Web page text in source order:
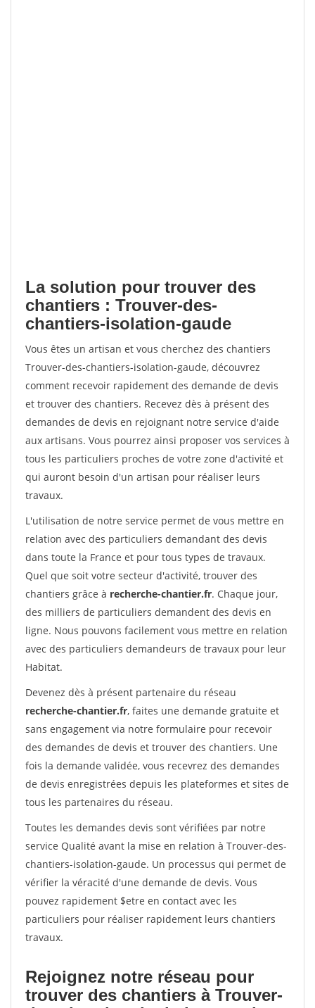
La solution pour trouver des
chantiers : Trouver-des-
chantiers-isolation-gaude
Vous êtes un artisan et vous cherchez des chantiers
Trouver-des-chantiers-isolation-gaude, découvrez
comment recevoir rapidement des demande de devis
et trouver des chantiers. Recevez dès à présent des
demandes de devis en rejoignant notre service d'aide
aux artisans. Vous pourrez ainsi proposer vos services à
tous les particuliers proches de votre zone d'activité et
qui auront besoin d'un artisan pour réaliser leurs
travaux.
L'utilisation de notre service permet de vous mettre en
relation avec des particuliers demandant des devis
dans toute la France et pour tous types de travaux.
Quel que soit votre secteur d'activité, trouver des
chantiers grâce à recherche-chantier.fr. Chaque jour,
des milliers de particuliers demandent des devis en
ligne. Nous pouvons facilement vous mettre en relation
avec des particuliers demandeurs de travaux pour leur
Habitat.
Devenez dès à présent partenaire du réseau
recherche-chantier.fr, faites une demande gratuite et
sans engagement via notre formulaire pour recevoir
des demandes de devis et trouver des chantiers. Une
fois la demande validée, vous recevrez des demandes
de devis enregistrées depuis les plateformes et sites de
tous les partenaires du réseau.
Toutes les demandes devis sont vérifiées par notre
service Qualité avant la mise en relation à Trouver-des-
chantiers-isolation-gaude. Un processus qui permet de
vérifier la véracité d'une demande de devis. Vous
pouvez rapidement $etre en contact avec les
particuliers pour réaliser rapidement leurs chantiers
travaux.
Rejoignez notre réseau pour
trouver des chantiers à Trouver-